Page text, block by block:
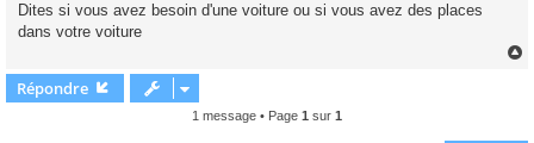
e
Dites si vous avez besoin d'une voiture ou si vous avez des places
dans votre voiture
Répondre
1 message • Page 1 sur 1